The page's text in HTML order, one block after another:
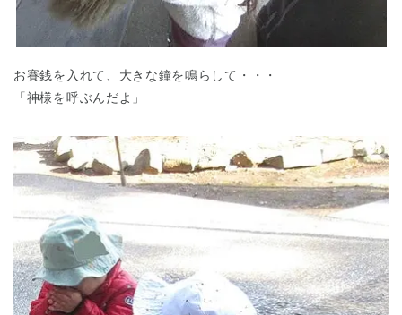
お賽銭を入れて、大きな鐘を鳴らして・・・
「神様を呼ぶんだよ」